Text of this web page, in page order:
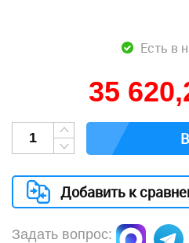
Есть в
35
Добавить к
Задать вопрос: